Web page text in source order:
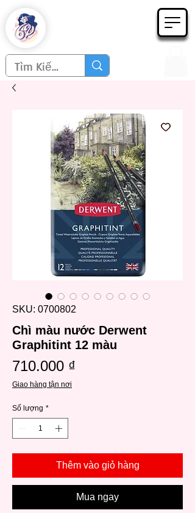
SKU: 0700802
Chì màu nước Derwent
Graphitint 12 màu
710.000 ₫
Giao hàng tận nơi
Số lượng *
Thêm vào giỏ hàng
Mua ngay